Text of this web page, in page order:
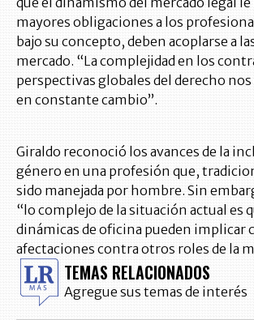
mayores obligaciones a los
bajo su concepto, deben acoplarse a
mercado. “La complejidad en los
perspectivas globales del derecho
en constante cambio”.
Giraldo reconoció los avances de la
género en una profesión que,
sido manejada por hombre. Sin
“lo complejo de la situación actual es
dinámicas de oficina pueden implicar
afectaciones contra otros roles de la
TEMAS RELACIONADOS
Agregue sus temas de interés